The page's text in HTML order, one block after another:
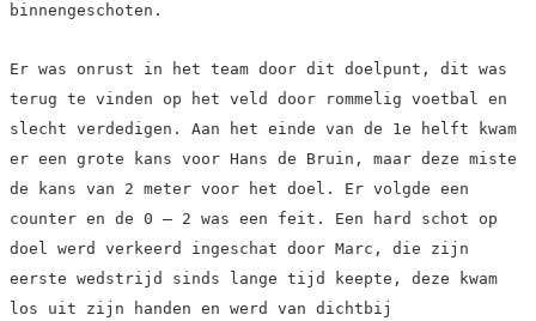
binnengeschoten.
Er was onrust in het team door dit doelpunt, dit was
terug te vinden op het veld door rommelig voetbal en
slecht verdedigen. Aan het einde van de 1e helft kwam
er een grote kans voor Hans de Bruin, maar deze miste
de kans van 2 meter voor het doel. Er volgde een
counter en de 0 – 2 was een feit. Een hard schot op
doel werd verkeerd ingeschat door Marc, die zijn
eerste wedstrijd sinds lange tijd keepte, deze kwam
los uit zijn handen en werd van dichtbij